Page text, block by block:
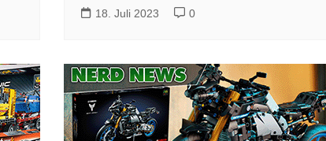
18. Juli 2023 0